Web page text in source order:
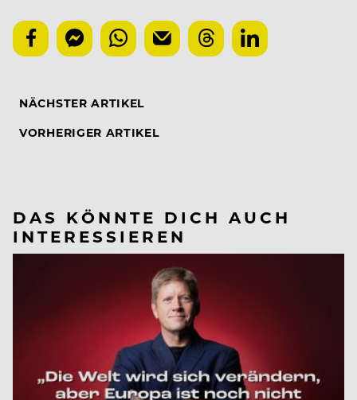
NÄCHSTER ARTIKEL
VORHERIGER ARTIKEL
DAS KÖNNTE DICH AUCH
INTERESSIEREN